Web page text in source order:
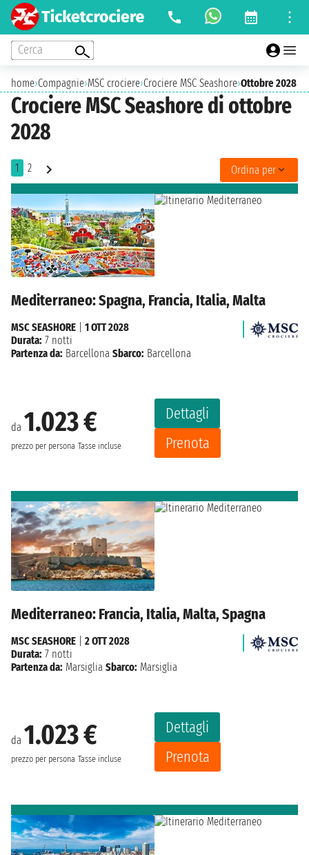
Cerca
home›Compagnie›MSC crociere›Crociere MSC Seashore›Ottobre 2028
Crociere MSC Seashore di ottobre
2028
1 2 Ordina per
Mediterraneo: Spagna, Francia, Italia, Malta
da 1.023 €
prezzo per persona Tasse incluse
Dettagli
Prenota
MSC SEASHORE
1 OTT 2028
Durata: 7 notti
Partenza da: Barcellona Sbarco: Barcellona
Mediterraneo: Francia, Italia, Malta, Spagna
da 1.023 €
prezzo per persona Tasse incluse
Dettagli
Prenota
MSC SEASHORE
2 OTT 2028
Durata: 7 notti
Partenza da: Marsiglia Sbarco: Marsiglia